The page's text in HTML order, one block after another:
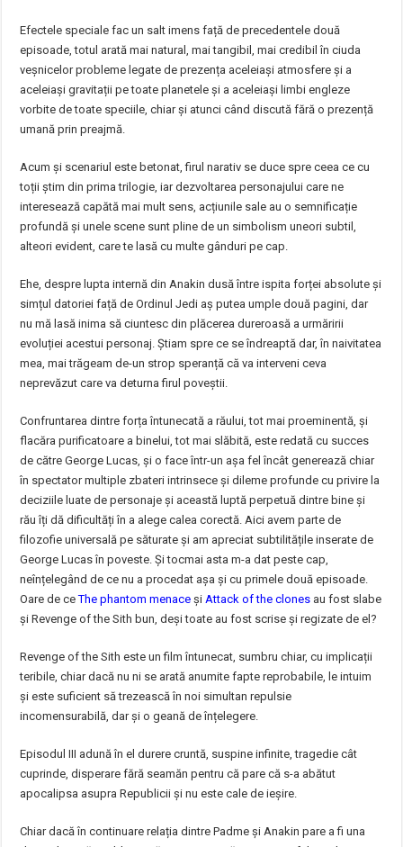
Efectele speciale fac un salt imens față de precedentele două
episoade, totul arată mai natural, mai tangibil, mai credibil în ciuda
veșnicelor probleme legate de prezența aceleiași atmosfere și a
aceleiași gravitații pe toate planetele și a aceleiași limbi engleze
vorbite de toate speciile, chiar și atunci când discută fără o prezență
umană prin preajmă.
Acum și scenariul este betonat, firul narativ se duce spre ceea ce cu
toții știm din prima trilogie, iar dezvoltarea personajului care ne
interesează capătă mai mult sens, acțiunile sale au o semnificație
profundă și unele scene sunt pline de un simbolism uneori subtil,
alteori evident, care te lasă cu multe gânduri pe cap.
Ehe, despre lupta internă din Anakin dusă între ispita forței absolute și
simțul datoriei față de Ordinul Jedi aș putea umple două pagini, dar
nu mă lasă inima să ciuntesc din plăcerea dureroasă a urmăririi
evoluției acestui personaj. Știam spre ce se îndreaptă dar, în naivitatea
mea, mai trăgeam de-un strop speranță că va interveni ceva
neprevăzut care va deturna firul poveștii.
Confruntarea dintre forța întunecată a răului, tot mai proeminentă, și
flacăra purificatoare a binelui, tot mai slăbită, este redată cu succes
de către George Lucas, și o face într-un așa fel încât generează chiar
în spectator multiple zbateri intrinsece și dileme profunde cu privire la
deciziile luate de personaje și această luptă perpetuă dintre bine și
rău îți dă dificultăți în a alege calea corectă. Aici avem parte de
filozofie universală pe săturate și am apreciat subtilitățile inserate de
George Lucas în poveste. Și tocmai asta m-a dat peste cap,
neînțelegând de ce nu a procedat așa și cu primele două episoade.
Oare de ceThe phantom menace șiAttack of the clones au fost slabe
și Revenge of the Sith bun, deși toate au fost scrise și regizate de el?
Revenge of the Sith este un film întunecat, sumbru chiar, cu implicații
teribile, chiar dacă nu ni se arată anumite fapte reprobabile, le intuim
și este suficient să trezească în noi simultan repulsie
incomensurabilă, dar și o geană de înțelegere.
Episodul III adună în el durere cruntă, suspine infinite, tragedie cât
cuprinde, disperare fără seamăn pentru că pare că s-a abătut
apocalipsa asupra Republicii și nu este cale de ieșire.
Chiar dacă în continuare relația dintre Padme și Anakin pare a fi una